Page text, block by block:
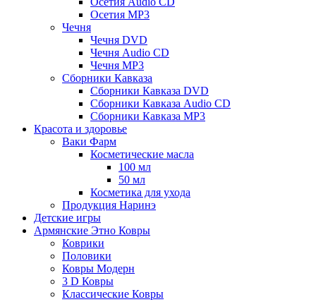
Осетия MP3
Чечня
Чечня DVD
Чечня Audio CD
Чечня MP3
Сборники Кавказа
Сборники Кавказа DVD
Сборники Кавказа Audio CD
Сборники Кавказа MP3
Красота и здоровье
Ваки Фарм
Косметические масла
100 мл
50 мл
Косметика для ухода
Продукция Наринэ
Детские игры
Армянские Этно Ковры
Коврики
Половики
Ковры Модерн
3 D Ковры
Классические Ковры